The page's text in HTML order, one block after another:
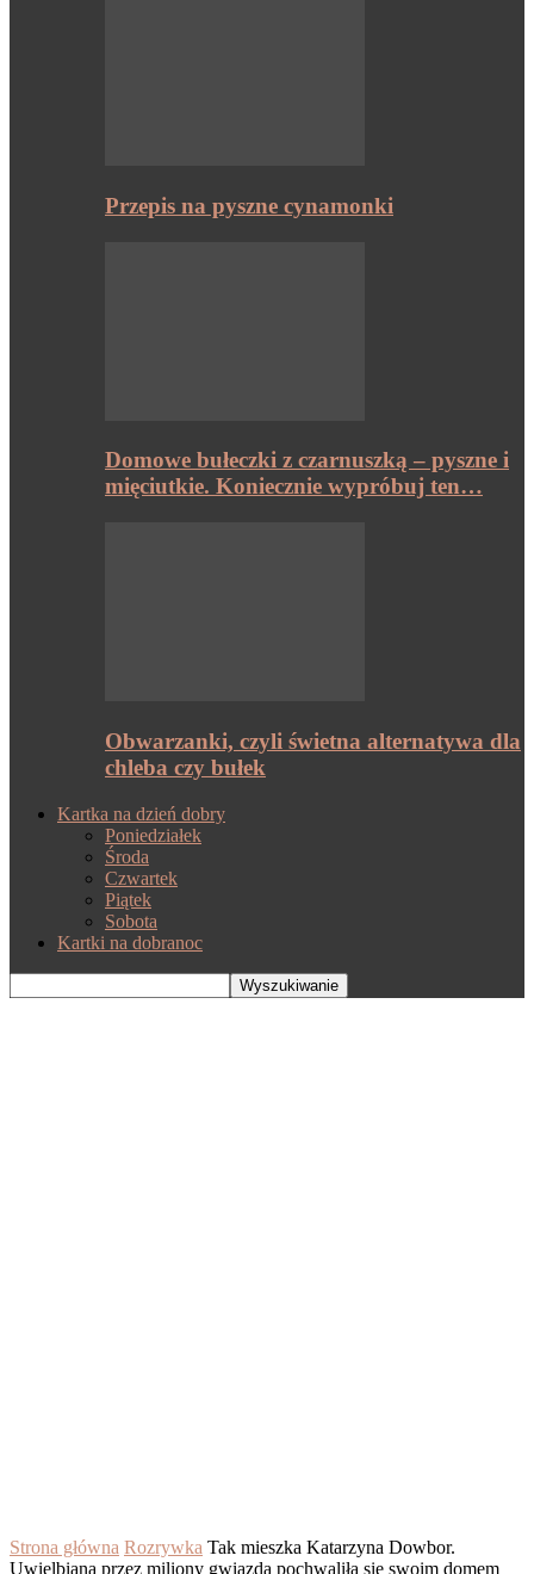
Przepis na pyszne cynamonki
Domowe bułeczki z czarnuszką – pyszne i
mięciutkie. Koniecznie wypróbuj ten…
Obwarzanki, czyli świetna alternatywa dla
chleba czy bułek
Kartka na dzień dobry
Poniedziałek
Środa
Czwartek
Piątek
Sobota
Kartki na dobranoc
Strona główna Rozrywka Tak mieszka Katarzyna Dowbor.
Uwielbiana przez miliony gwiazda pochwaliła się swoim domem